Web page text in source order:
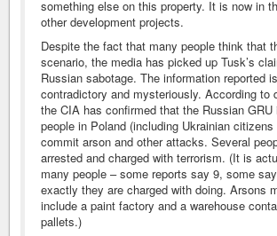
something else on this property. It is now in
other development projects.
Despite the fact that many people think that
scenario, the media has picked up Tusk’s
Russian sabotage. The information reported
contradictory and mysteriously. According to
the CIA has confirmed that the Russian GRU
people in Poland (including Ukrainian
commit arson and other attacks. Several
arrested and charged with terrorism. (It is
many people – some reports say 9, some
exactly they are charged with doing. Arsons
include a paint factory and a warehouse
pallets.)